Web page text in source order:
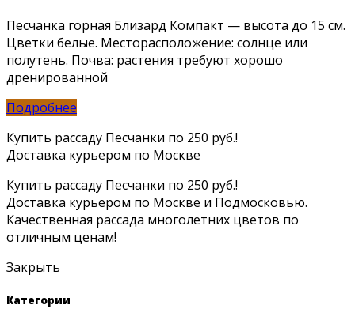
Песчанка горная Близард Компакт — высота до 15 см.
Цветки белые. Месторасположение: солнце или
полутень. Почва: растения требуют хорошо
дренированной
Подробнее
Купить рассаду Песчанки по 250 руб.!
Доставка курьером по Москве
Купить рассаду Песчанки по 250 руб.!
Доставка курьером по Москве и Подмосковью.
Качественная рассада многолетних цветов по
отличным ценам!
Закрыть
Категории